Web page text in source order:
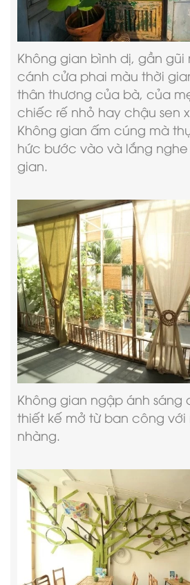
Không gian bình dị, gần gũi
cánh cửa phai màu thời
thân thương của bà, của
chiếc rế nhỏ hay chậu sen
Không gian ấm cúng mà
hức bước vào và lắng
gian.
Không gian ngập ánh sáng
thiết kế mở từ ban công với
nhàng.